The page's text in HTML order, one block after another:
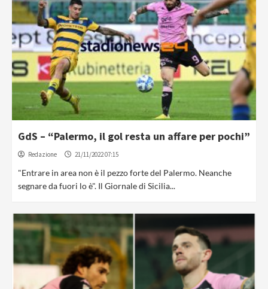
GdS – “Palermo, il gol resta un affare per pochi”
Redazione 21/11/2022 07:15
"Entrare in area non è il pezzo forte del Palermo. Neanche
segnare da fuori lo è". Il Giornale di Sicilia...